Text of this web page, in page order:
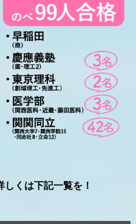
くは下記一覧を！